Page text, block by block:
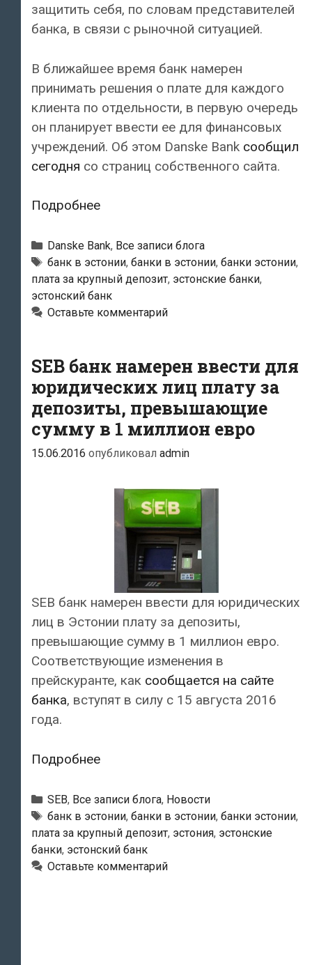
защитить себя, по словам представителей
банка, в связи с рыночной ситуацией.
В ближайшее время банк намерен
принимать решения о плате для каждого
клиента по отдельности, в первую очередь
он планирует ввести ее для финансовых
учреждений. Об этом Danske Bank сообщил
сегодня со страниц собственного сайта.
ПодробнееDanske
вслед
за
SEB
банком
может
для
клиентов
числа
юридических
лиц
хранение
крупных
депозитов
Рубрики
Danske Bank, Все записи блога
Тэги
банк в эстонии, банки в эстонии, банки эстонии,
плата за крупный депозит, эстонские банки,
эстонский банк
Оставьте комментарий
SEB банк намерен ввести для
юридических лиц плату за
депозиты, превышающие
сумму в 1 миллион евро
15.06.2016 опубликовал admin
SEB банк намерен ввести для юридических
лиц в Эстонии плату за депозиты,
превышающие сумму в 1 миллион евро.
Соответствующие изменения в
прейскуранте, как сообщается на сайте
банка, вступят в силу с 15 августа 2016
года.
ПодробнееSEB
намерен
ввести
для
юридических
лиц
Рубрики
SEB, Все записи блога, Новости
Тэги
банк в эстонии, банки в эстонии, банки эстонии,
плата за крупный депозит, эстония, эстонские
банки, эстонский банк
Оставьте комментарий